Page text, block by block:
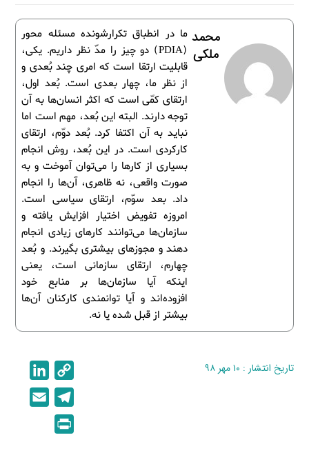
ما در انطباق تکرارشونده مسئله محور
(PDIA) دو چیز را مدّ نظر داریم. یکی،
قابلیت ارتقا است که امری چند بُعدی و
از نظر ما، چهار بعدی است. بُعد اول،
ارتقای کمّی است که اکثر انسان‌ها به آن
توجه دارند. البته این بُعد، مهم است اما
نباید به آن اکتفا کرد. بُعد دوّم، ارتقای
کارکردی است. در این بُعد، روش انجام
بسیاری از کارها را می‌توان آموخت و به
صورت واقعی، نه ظاهری، آن‌ها را انجام
داد. بعد سوّم، ارتقای سیاسی است.
امروزه تفویض اختیار افزایش یافته و
سازمان‌ها می‌توانند کارهای زیادی انجام
دهند و مجوزهای بیشتری بگیرند. و بُعد
چهارم، ارتقای سازمانی است، یعنی
اینکه آیا سازمان‌ها بر منابع خود
افزوده‌اند و آیا توانمندی کارکنان آن‌ها
بیشتر از قبل شده یا نه.
محمد
ملکی
تاریخ انتشار : ۱۰ مهر ۹۸
o
p
y
i
n
e
l